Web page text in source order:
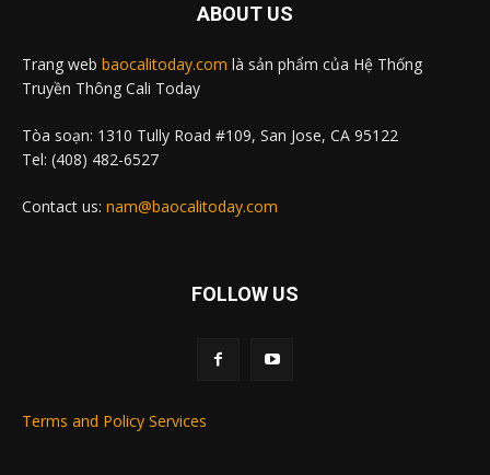
ABOUT US
Trang web baocalitoday.com là sản phẩm của Hệ Thống
Truyền Thông Cali Today
Tòa soạn: 1310 Tully Road #109, San Jose, CA 95122
Tel: (408) 482-6527
Contact us: nam@baocalitoday.com
FOLLOW US
Terms and Policy Services